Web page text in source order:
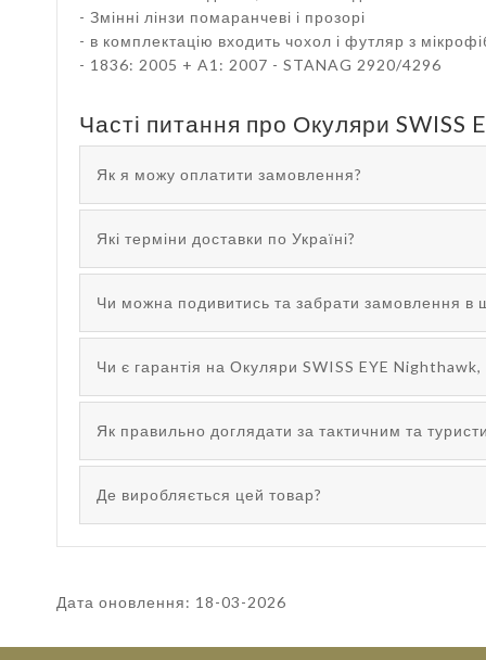
- Змінні лінзи помаранчеві і прозорі
- в комплектацію входить чохол і футляр з
- 1836: 2005 + A1: 2007 - STANAG 2920/4296
Часті питання про Окуляри SWISS
Як я можу оплатити замовлення?
Які терміни доставки по Україні?
Чи можна подивитись та забрати замовлення в
Чи є гарантія на Окуляри SWISS EYE Nighthawk,
Як правильно доглядати за тактичним та
Де виробляється цей товар?
Дата оновлення: 18-03-2026